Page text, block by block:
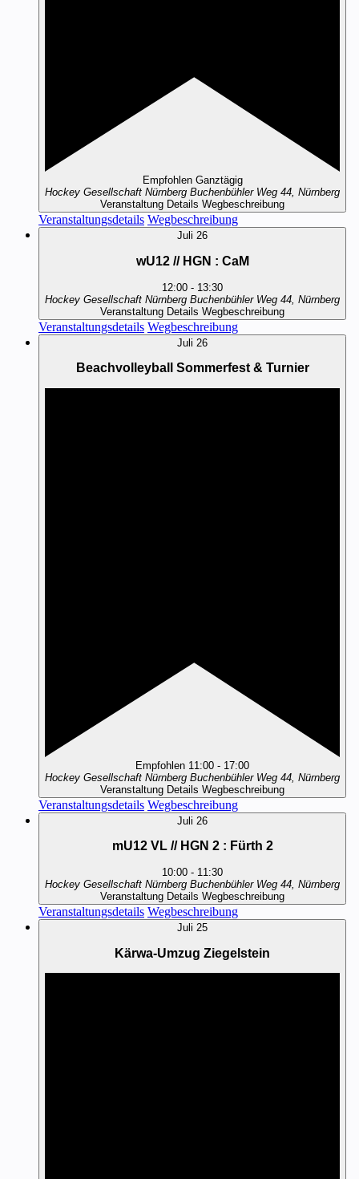
Empfohlen Ganztägig
Hockey Gesellschaft Nürnberg
Buchenbühler Weg 44, Nürnberg
Veranstaltung Details Wegbeschreibung
Veranstaltungsdetails Wegbeschreibung
Juli 26
wU12 // HGN : CaM
12:00 - 13:30
Hockey Gesellschaft Nürnberg
Buchenbühler Weg 44, Nürnberg
Veranstaltung Details Wegbeschreibung
Veranstaltungsdetails Wegbeschreibung
Juli 26
Beachvolleyball Sommerfest & Turnier
Empfohlen 11:00 - 17:00
Hockey Gesellschaft Nürnberg
Buchenbühler Weg 44, Nürnberg
Veranstaltung Details Wegbeschreibung
Veranstaltungsdetails Wegbeschreibung
Juli 26
mU12 VL // HGN 2 : Fürth 2
10:00 - 11:30
Hockey Gesellschaft Nürnberg
Buchenbühler Weg 44, Nürnberg
Veranstaltung Details Wegbeschreibung
Veranstaltungsdetails Wegbeschreibung
Juli 25
Kärwa-Umzug Ziegelstein